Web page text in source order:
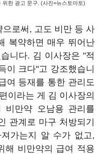
한 광고 문구. (사진=뉴스토마토)
로써, 고도 비만 등 사
복약하면 매우 뛰어난
니다. 김 이사장은 "적
이 크다"고 강조했습니
여 등재를 통한 관리도
이라는 게 김 이사장의
비만약 오남용 관리를
관계로 마구 처방되기
가는지 알 수가 없고,
해 비만약의 급여 적용